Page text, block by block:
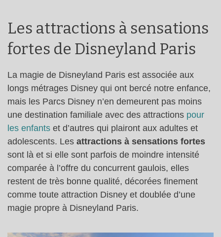
Les attractions à sensations
fortes de Disneyland Paris
La magie de Disneyland Paris est associée aux
longs métrages Disney qui ont bercé notre enfance,
mais les Parcs Disney n’en demeurent pas moins
une destination familiale avec des attractions pour
les enfants et d’autres qui plairont aux adultes et
adolescents. Les attractions à sensations fortes
sont là et si elle sont parfois de moindre intensité
comparée à l’offre du concurrent gaulois, elles
restent de très bonne qualité, décorées finement
comme toute attraction Disney et doublée d’une
magie propre à Disneyland Paris.